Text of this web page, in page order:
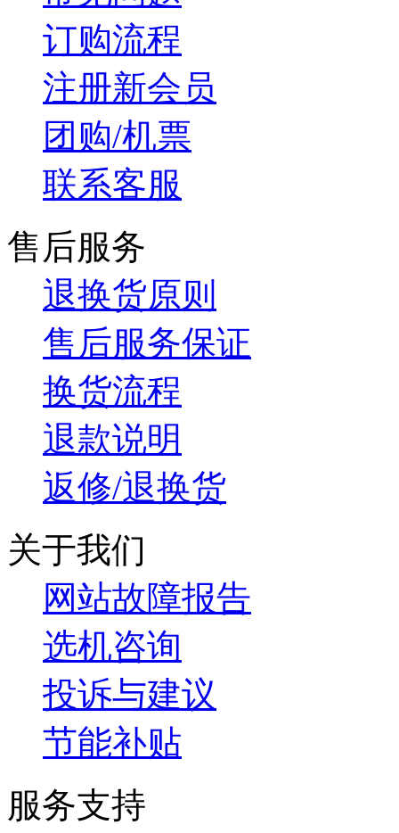
订购流程
注册新会员
团购/机票
联系客服
售后服务
退换货原则
售后服务保证
换货流程
退款说明
返修/退换货
关于我们
网站故障报告
选机咨询
投诉与建议
节能补贴
服务支持